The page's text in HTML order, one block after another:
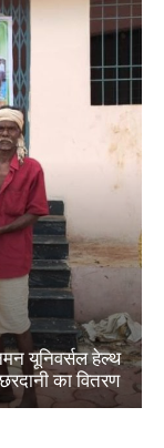
यूनिवर्सल हेल्थ
का वितरण